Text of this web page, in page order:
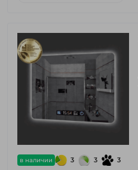
в наличии 3 3 3